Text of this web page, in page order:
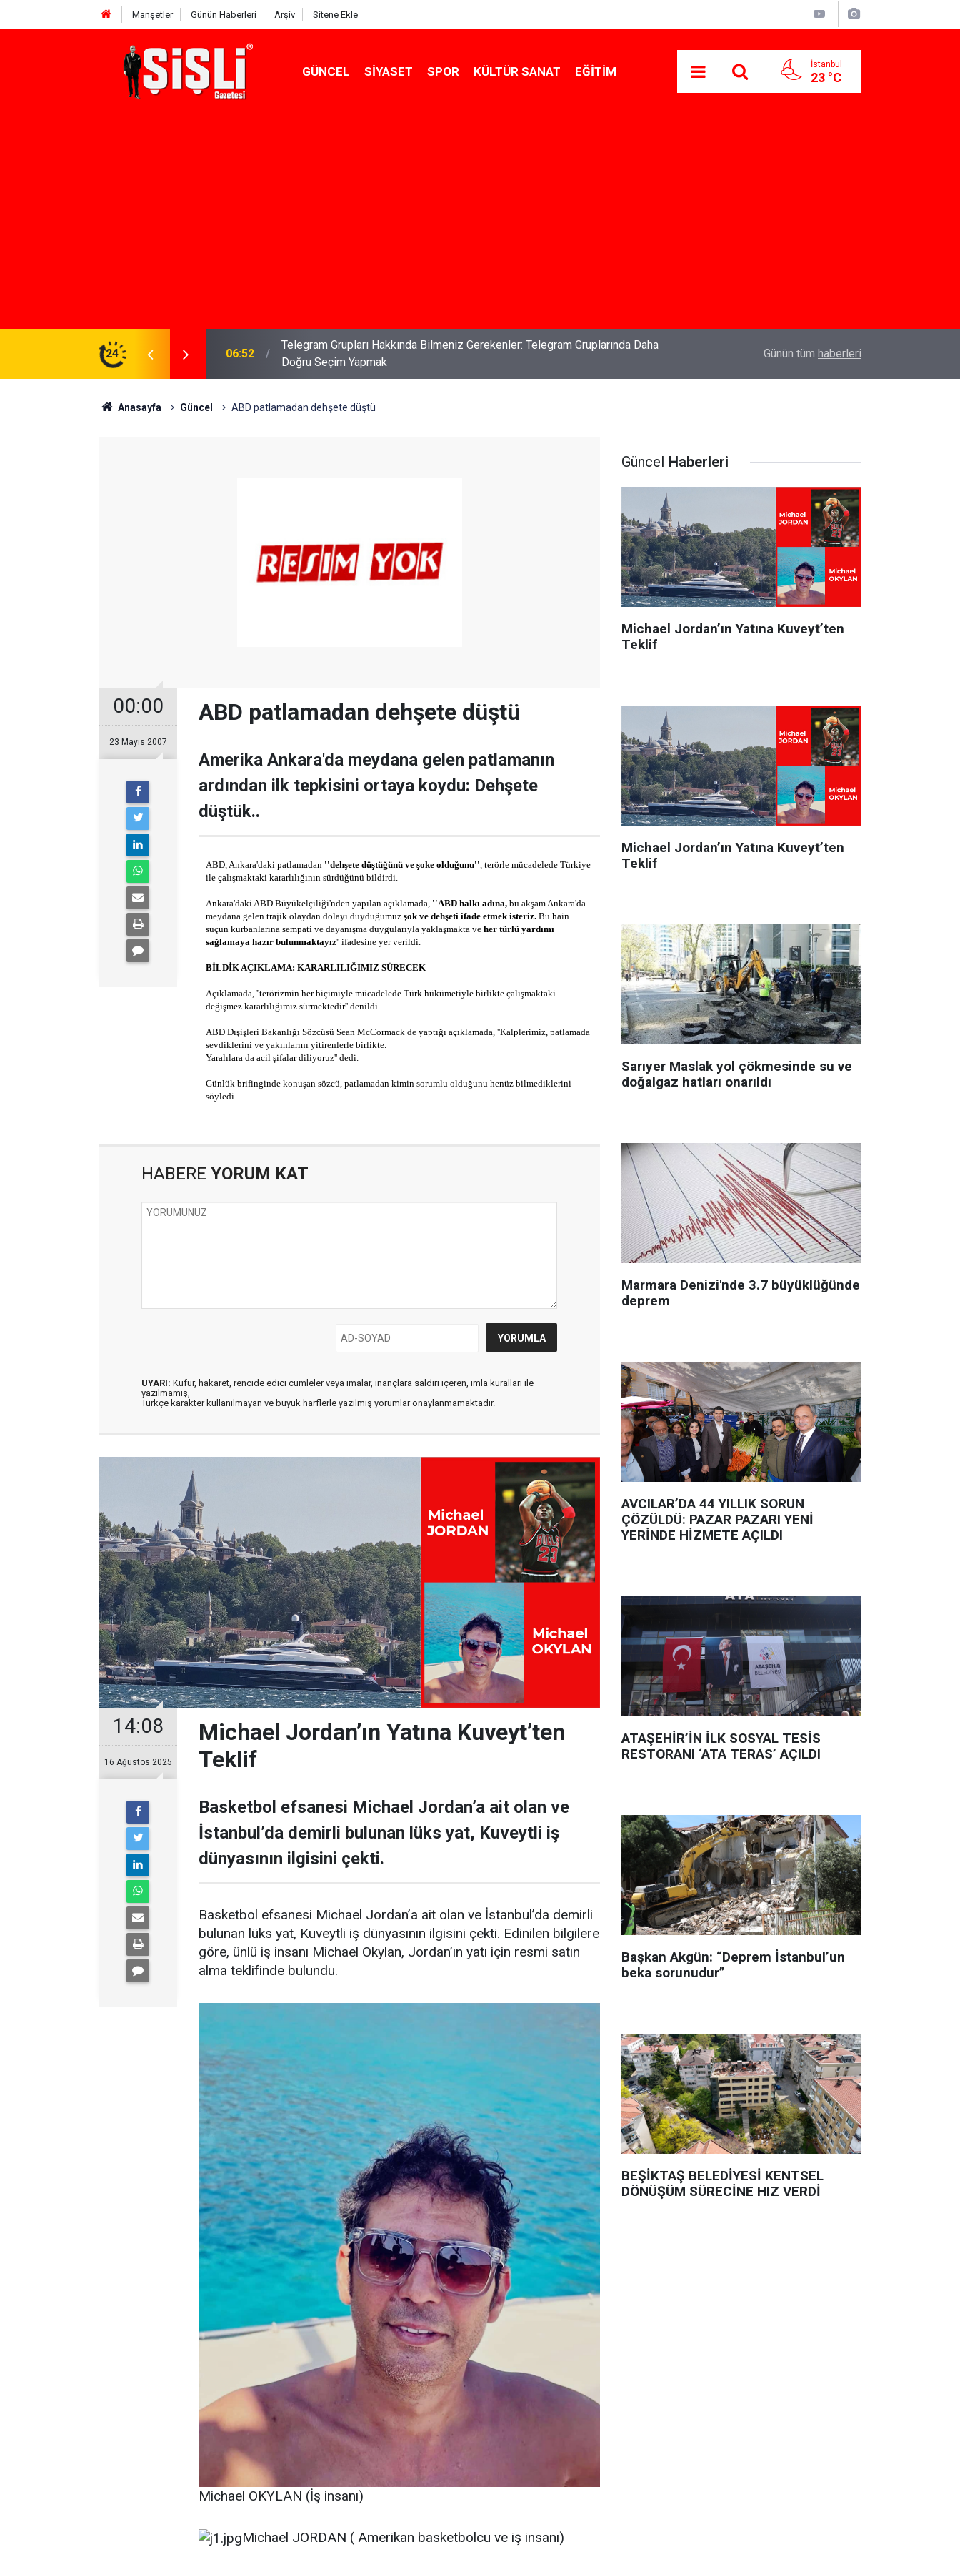
Manşetler Günün Haberleri Arşiv Sitene Ekle
GÜNCEL SIYASET SPOR KÜLTÜR SANAT EĞITIM İstanbul
23 °C
24
Gerekenler: Telegram Gruplarında Daha
04:43 İş Davaları: Haklarınızı Bilmek ve Koruma Altına Almak Özlem Drahyalı Kimdir, Nereli ve Kaç
Günün tüm haberleri
Anasayfa Güncel ABD patlamadan dehşete düştü
00:00
23 Mayıs 2007
ABD patlamadan dehşete düştü
Amerika Ankara'da meydana gelen patlamanın
ardından ilk tepkisini ortaya koydu: Dehşete
düştük..
ABD, Ankara'daki patlamadan ''dehşete düştüğünü ve şoke olduğunu'', terörle mücadelede Türkiye
ile çalışmaktaki kararlılığının sürdüğünü bildirdi.
Ankara'daki ABD Büyükelçiliği'nden yapılan açıklamada, ''ABD halkı adına, bu akşam Ankara'da
meydana gelen trajik olaydan dolayı duyduğumuz şok ve dehşeti ifade etmek isteriz. Bu hain
suçun kurbanlarına sempati ve dayanışma duygularıyla yaklaşmakta ve her türlü yardımı
sağlamaya hazır bulunmaktayız'' ifadesine yer verildi.
BİLDİK AÇIKLAMA: KARARLILIĞIMIZ SÜRECEK
Açıklamada, ''terörizmin her biçimiyle mücadelede Türk hükümetiyle birlikte çalışmaktaki
değişmez kararlılığımız sürmektedir'' denildi.
ABD Dışişleri Bakanlığı Sözcüsü Sean McCormack de yaptığı açıklamada, ''Kalplerimiz, patlamada
sevdiklerini ve yakınlarını yitirenlerle birlikte.
Yaralılara da acil şifalar diliyoruz'' dedi.
Günlük brifinginde konuşan sözcü, patlamadan kimin sorumlu olduğunu henüz bilmediklerini
söyledi.
HABERE YORUM KAT
UYARI: Küfür, hakaret, rencide edici cümleler veya imalar, inançlara saldırı içeren, imla kuralları ile
yazılmamış,
Türkçe karakter kullanılmayan ve büyük harflerle yazılmış yorumlar onaylanmamaktadır.
14:08
16 Ağustos 2025
Michael Jordan’ın Yatına Kuveyt’ten
Teklif
Basketbol efsanesi Michael Jordan’a ait olan ve
İstanbul’da demirli bulunan lüks yat, Kuveytli iş
dünyasının ilgisini çekti.
Basketbol efsanesi Michael Jordan’a ait olan ve İstanbul’da demirli
bulunan lüks yat, Kuveytli iş dünyasının ilgisini çekti. Edinilen bilgilere
göre, ünlü iş insanı Michael Okylan, Jordan’ın yatı için resmi satın
alma teklifinde bulundu.
Michael OKYLAN (İş insanı)
Michael JORDAN ( Amerikan basketbolcu ve iş insanı)
Güncel Haberleri
Michael Jordan’ın Yatına Kuveyt’ten
Teklif
Michael Jordan’ın Yatına Kuveyt’ten
Teklif
Sarıyer Maslak yol çökmesinde su ve
doğalgaz hatları onarıldı
Marmara Denizi'nde 3.7 büyüklüğünde
deprem
AVCILAR’DA 44 YILLIK SORUN
ÇÖZÜLDÜ: PAZAR PAZARI YENİ
YERİNDE HİZMETE AÇILDI
ATAŞEHİR’İN İLK SOSYAL TESİS
RESTORANI ‘ATA TERAS’ AÇILDI
Başkan Akgün: “Deprem İstanbul’un
beka sorunudur”
BEŞİKTAŞ BELEDİYESİ KENTSEL
DÖNÜŞÜM SÜRECİNE HIZ VERDİ